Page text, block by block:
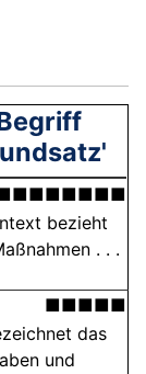
bezieht
. . .
■■■■■
das
und